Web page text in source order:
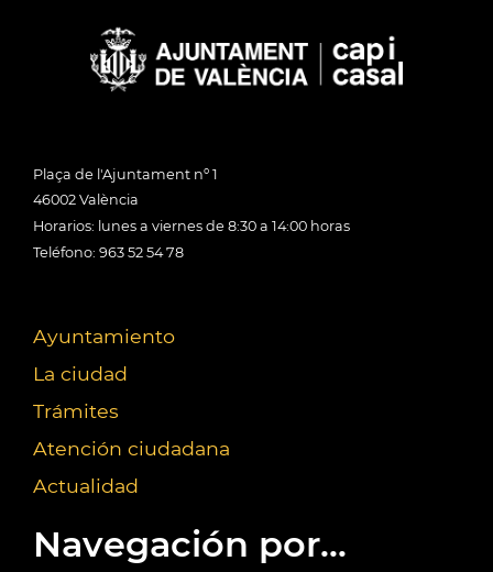
Plaça de l'Ajuntament nº 1
46002 València
Horarios: lunes a viernes de 8:30 a 14:00 horas
Teléfono: 963 52 54 78
Ayuntamiento
La ciudad
Trámites
Atención ciudadana
Actualidad
Navegación por...